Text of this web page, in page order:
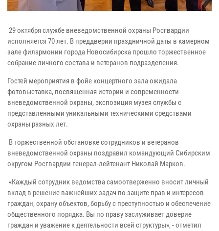
29 октября службе вневедомственной охраны Росгвардии
исполняется 70 лет. В преддверии праздничной даты в камерном
зале филармонии города Новосибирска прошло торжественное
собрание личного состава и ветеранов подразделения.
Гостей мероприятия в фойе концертного зала ожидала
фотовыставка, посвященная истории и современности
вневедомственной охраны, экспозиция музея службы с
представленными уникальными техническими средствами
охраны разных лет.
В торжественной обстановке сотрудников и ветеранов
вневедомственной охраны поздравил командующий Сибирским
округом Росгвардии генерал-лейтенант Николай Марков.
«Каждый сотрудник ведомства самоотверженно вносит личный
вклад в решение важнейших задач по защите прав и интересов
граждан, охрану объектов, борьбу с преступностью и обеспечение
общественного порядка. Вы по праву заслуживает доверие
граждан и уважение к деятельности всей структуры», - отметил